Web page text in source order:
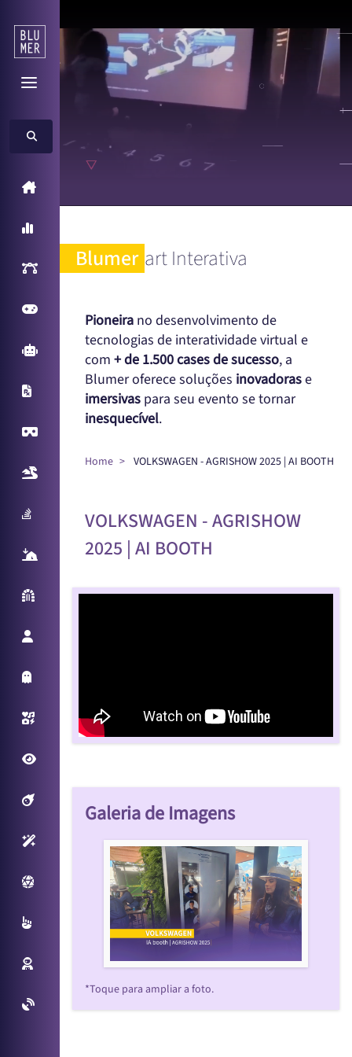
Inteligência Artificial
Games
Arcade Games
Sampling Machine
React Table
Parede Reativa
Photo/Video Booth
Filtros Interativos
Sensores Inteligentes
Plataforma Virtual
Multitouch
Reconhecimento Facial
Blumer art Interativa
Pioneira no desenvolvimento de
tecnologias de interatividade virtual e
com + de 1.500 cases de sucesso, a
Blumer oferece soluções inovadorase
imersivas para seu evento se tornar
inesquecível.
Home VOLKSWAGEN - AGRISHOW 2025 | AI BOOTH
VOLKSWAGEN - AGRISHOW
2025 | AI BOOTH
Galeria de Imagens
*Toque para ampliar a foto.